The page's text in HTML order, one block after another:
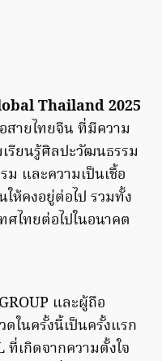
Thailand 2025
สายไทยจีน ที่มีความ
รียนรู้ศิลปะวัฒนธรรม
และความเป็นเชื้อ
ห้คงอยู่ต่อไป รวมทั้ง
ศไทยต่อไปในอนาคต
และผู้ถือ
ดในครั้งนี้เป็นครั้งแรก
ที่เกิดจากความตั้งใจ